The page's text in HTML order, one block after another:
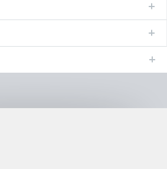
Liste der häufig gestellten Fragen (FAQ) zum